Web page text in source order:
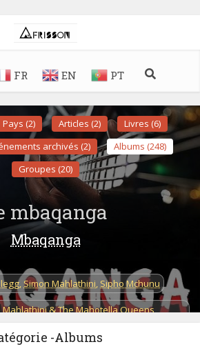
FR EN PT
Pays (2) Articles (2)
Livres (6)
archivés (2)
Albums (248)
Groupes (20)
mbaqanga
Mbaqanga
, Simon Mahlathini, Sipho Mchunu
Mahlathini & The Mahotella Queens,
-Albums